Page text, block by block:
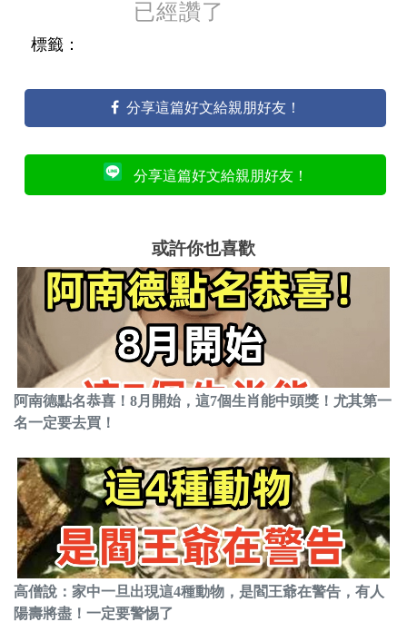
已經讚了
標籤：
分享這篇好文給親朋好友！
分享這篇好文給親朋好友！
或許你也喜歡
阿南德點名恭喜！8月開始，這7個生肖能中頭獎！尤其第一
名一定要去買！
高僧說：家中一旦出現這4種動物，是閻王爺在警告，有人
陽壽將盡！一定要警惕了